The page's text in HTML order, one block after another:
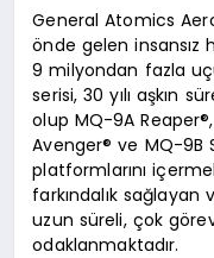
General Atomics
önde gelen insansız
9 milyondan fazla
serisi, 30 yılı aşkın
olup MQ-9A
Avenger® ve MQ-9B
platformlarını
farkındalık sağlayan
uzun süreli, çok
odaklanmaktadır.